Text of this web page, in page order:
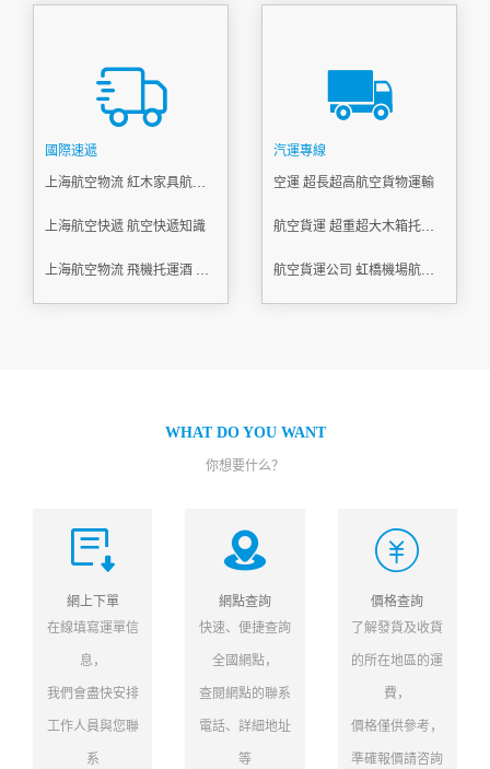
國際速遞
上海航空物流 紅木家具航空托運
上海航空快遞 航空快遞知識
上海航空物流 飛機托運酒 易碎品打包托運
汽運專線
空運 超長超高航空貨物運輸
航空貨運 超重超大木箱托運 當天到
航空貨運公司 虹橋機場航空貨運
WHAT DO YOU WANT
你想要什么？
網上下單
在線填寫運單信
息，
我們會盡快安排
工作人員與您聯
系
網點查詢
快速、便捷查詢
全國網點，
查閱網點的聯系
電話、詳細地址
等
價格查詢
了解發貨及收貨
的所在地區的運
費，
價格僅供參考，
準確報價請咨詢